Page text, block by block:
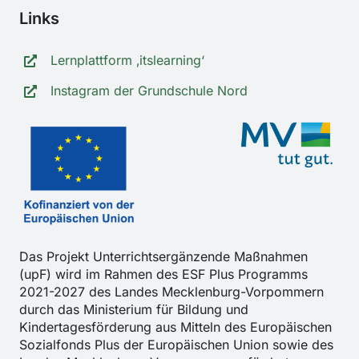
Links
Lernplattform ‚itslearning‘
Instagram der Grundschule Nord
Das Projekt Unterrichtsergänzende Maßnahmen
(upF) wird im Rahmen des ESF Plus Programms
2021-2027 des Landes Mecklenburg-Vorpommern
durch das Ministerium für Bildung und
Kindertagesförderung aus Mitteln des Europäischen
Sozialfonds Plus der Europäischen Union sowie des